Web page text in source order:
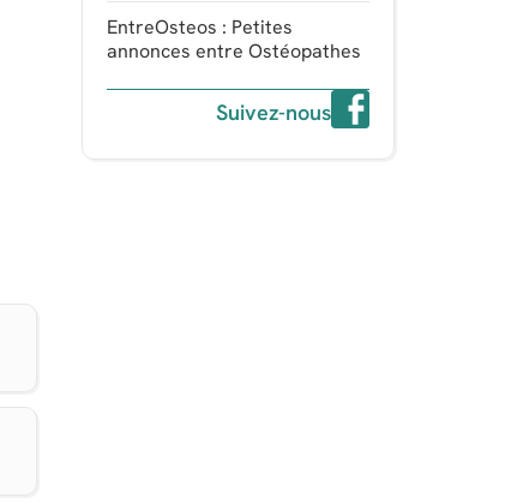
EntreOsteos : Petites
annonces entre Ostéopathes
Suivez-nous